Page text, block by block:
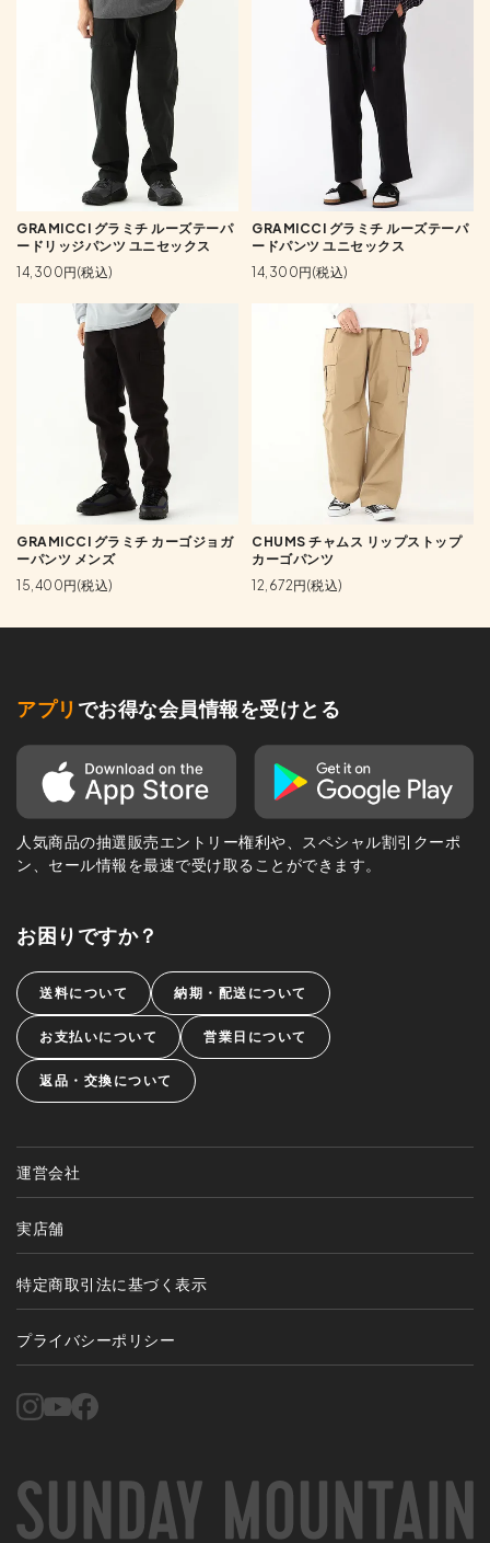
GRAMICCI グラミチ ルーズテーパ
ードリッジパンツ ユニセックス
14,300円(税込)
GRAMICCI グラミチ ルーズテーパ
ードパンツ ユニセックス
14,300円(税込)
GRAMICCI グラミチ カーゴジョガ
ーパンツ メンズ
15,400円(税込)
CHUMS チャムス リップストップ
カーゴパンツ
12,672円(税込)
アプリ でお得な会員情報を受けとる
人気商品の抽選販売エントリー権利や、スペシャル割引クーポ
ン、セール情報を最速で受け取ることができます。
お困りですか？
送料について 納期・配送について
お支払いについて 営業日について
返品・交換について
運営会社
実店舗
特定商取引法に基づく表示
プライバシーポリシー